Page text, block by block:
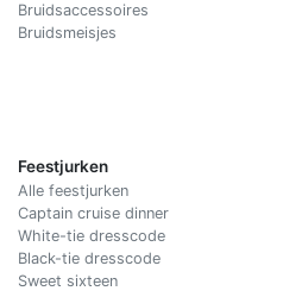
Bruidsaccessoires
Bruidsmeisjes
Feestjurken
Alle feestjurken
Captain cruise dinner
White-tie dresscode
Black-tie dresscode
Sweet sixteen